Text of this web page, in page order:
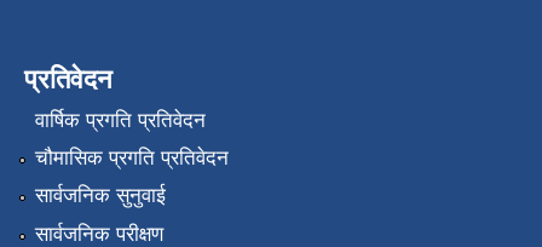
प्रतिवेदन
वार्षिक प्रगति प्रतिवेदन
चौमासिक प्रगति प्रतिवेदन
सार्वजनिक सुनुवाई
सार्वजनिक परीक्षण